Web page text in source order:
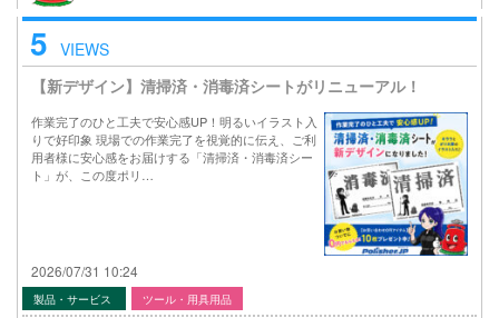
5 VIEWS
【新デザイン】清掃済・消毒済シートがリニューアル！
作業完了のひと工夫で安心感UP！明るいイラスト入
りで好印象 現場での作業完了を視覚的に伝え、ご利
用者様に安心感をお届けする「清掃済・消毒済シー
ト」が、この度ポリ…
2026/07/31 10:24
製品・サービス ツール・用具用品